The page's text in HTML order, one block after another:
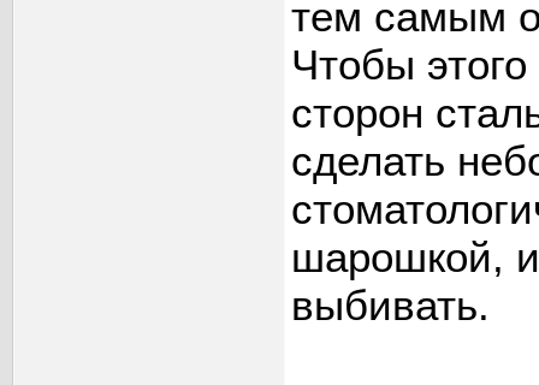
тем самым
Чтобы
сторон
сделать
шарошкой, и
выбивать.